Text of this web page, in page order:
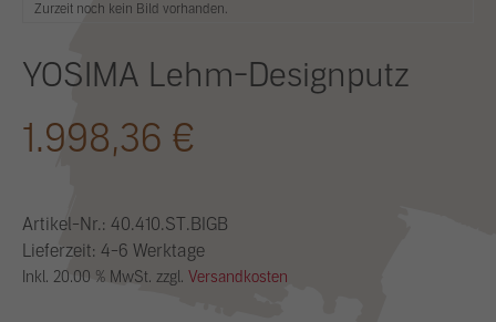
Zurzeit noch kein Bild vorhanden.
YOSIMA Lehm-Designputz
1.998,36 €
Artikel-Nr.: 40.410.ST.BIGB
Lieferzeit: 4-6 Werktage
Inkl. 20.00 % MwSt. zzgl. Versandkosten